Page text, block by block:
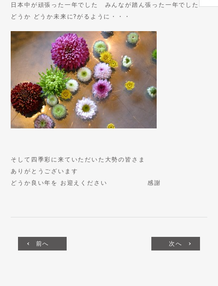
日本中が頑張った一年でした みんなが踏ん張った一年でした
どうか どうか未来に?がるように・・・
そして四季彩に来ていただいた大勢の皆さま
ありがとうございます
どうか良い年を お迎えください 感謝
前へ 次へ